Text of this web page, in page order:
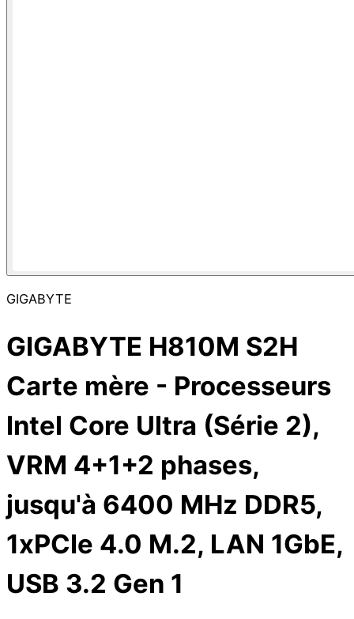
GIGABYTE
GIGABYTE H810M S2H
Carte mère - Processeurs
Intel Core Ultra (Série 2),
VRM 4+1+2 phases,
jusqu'à 6400 MHz DDR5,
1xPCIe 4.0 M.2, LAN 1GbE,
USB 3.2 Gen 1